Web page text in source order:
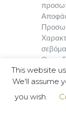
και
This website
We'll assume
you wish.